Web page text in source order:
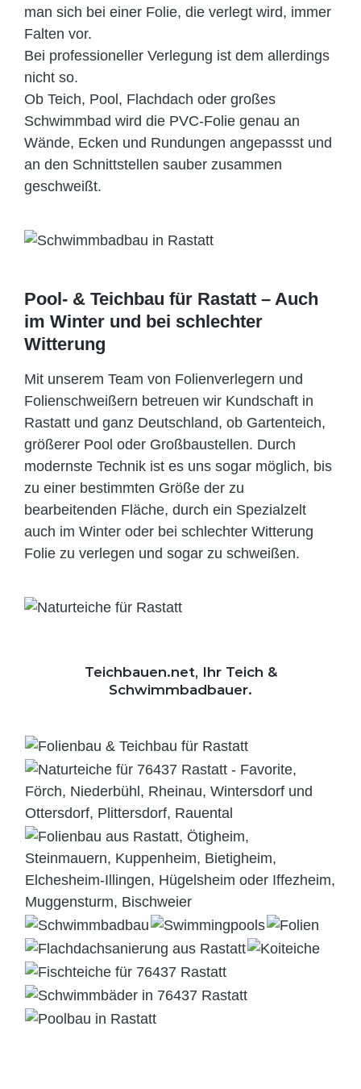
man sich bei einer Folie, die verlegt wird, immer
Falten vor.
Bei professioneller Verlegung ist dem allerdings
nicht so.
Ob Teich, Pool, Flachdach oder großes
Schwimmbad wird die PVC-Folie genau an
Wände, Ecken und Rundungen angepassst und
an den Schnittstellen sauber zusammen
geschweißt.
Pool- & Teichbau für Rastatt – Auch
im Winter und bei schlechter
Witterung
Mit unserem Team von Folienverlegern und
Folien­schweißern betreuen wir Kundschaft in
Rastatt und ganz Deutschland, ob Gartenteich,
größerer Pool oder Großbaustellen. Durch
modernste Technik ist es uns sogar möglich, bis
zu einer bestimmten Größe der zu
bearbeitenden Fläche, durch ein Spezi­alzelt
auch im Winter oder bei schlechter Witterung
Folie zu verlegen und sogar zu schweißen.
Teichbauen.net, Ihr Teich &
Schwimmbadbauer.